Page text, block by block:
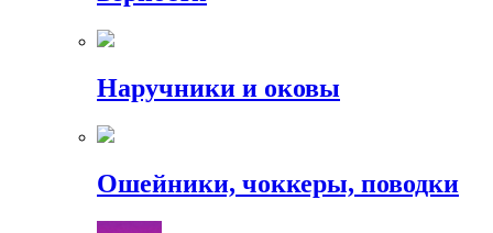
Наручники и оковы
Ошейники, чоккеры, поводки